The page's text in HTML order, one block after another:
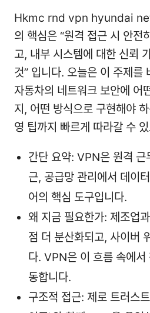
Hkmc rnd vpn hyundai net
의 핵심은 “원격 접근 시 안전
고, 내부 시스템에 대한 신뢰
것” 입니다. 오늘은 이 주제를
자동차의 네트워크 보안에 어
지, 어떤 방식으로 구현해야
영 팁까지 빠르게 따라갈 수
간단 요약: VPN은 원격 근
근, 공급망 관리에서 데이
어의 핵심 도구입니다.
왜 지금 필요한가: 제조업
점 더 분산화되고, 사이버
다. VPN은 이 흐름 속에서
동합니다.
구조적 접근: 제로 트러스